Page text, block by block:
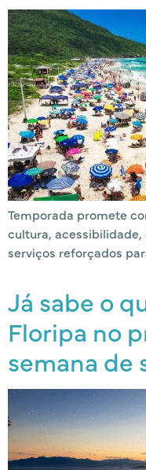
Temporada promete
cultura,
serviços reforçados
Já sabe o
Floripa no
semana de